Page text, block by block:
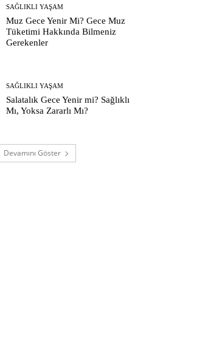
SAĞLIKLI YAŞAM
Muz Gece Yenir Mi? Gece Muz
Tüketimi Hakkında Bilmeniz
Gerekenler
SAĞLIKLI YAŞAM
Salatalık Gece Yenir mi? Sağlıklı
Mı, Yoksa Zararlı Mı?
Devamını Göster